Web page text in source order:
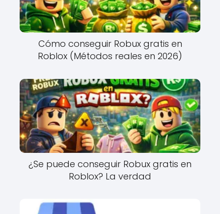
Cómo conseguir Robux gratis en
Roblox (Métodos reales en 2026)
¿Se puede conseguir Robux gratis en
Roblox? La verdad